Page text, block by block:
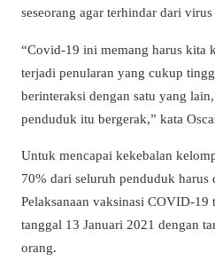
seseorang agar terhindar dari
“Covid-19 ini memang harus kita
terjadi penularan yang cukup
berinteraksi dengan satu yang
penduduk itu bergerak,” kata
Untuk mencapai kekebalan
70% dari seluruh penduduk harus
Pelaksanaan vaksinasi COVID-19
tanggal 13 Januari 2021 dengan
orang.